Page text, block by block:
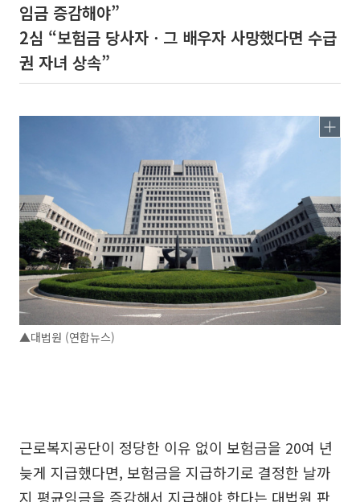
임금 증감해야”
2심 “보험금 당사자ㆍ그 배우자 사망했다면 수급
권 자녀 상속”
▲대법원 (연합뉴스)
근로복지공단이 정당한 이유 없이 보험금을 20여 년
늦게 지급했다면, 보험금을 지급하기로 결정한 날까
지 평균임금을 증감해서 지급해야 한다는 대법원 판